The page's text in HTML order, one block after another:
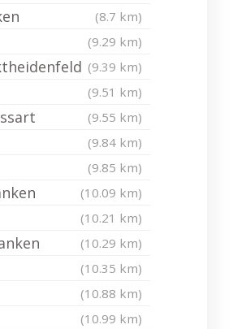
(8.7 km)
(9.29 km)
(9.39 km)
(9.51 km)
(9.55 km)
(9.84 km)
(9.85 km)
(10.09 km)
(10.21 km)
(10.29 km)
(10.35 km)
(10.88 km)
(10.99 km)